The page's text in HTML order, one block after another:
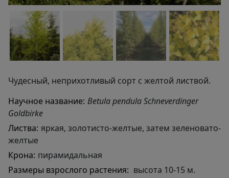
Чудесный, неприхотливый сорт с желтой листвой.
Научное название: Betula pendula Schneverdinger
Goldbirke
Листва: яркая, золотисто-желтые, затем зеленовато-
желтые
Крона: пирамидальная
Размеры взрослого растения: высота 10-15 м.